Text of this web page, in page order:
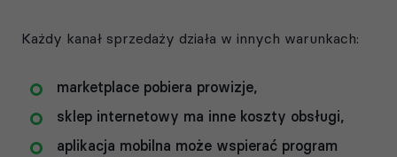
Każdy kanał sprzedaży działa w innych warunkach:
marketplace pobiera prowizje,
sklep internetowy ma inne koszty obsługi,
aplikacja mobilna może wspierać program